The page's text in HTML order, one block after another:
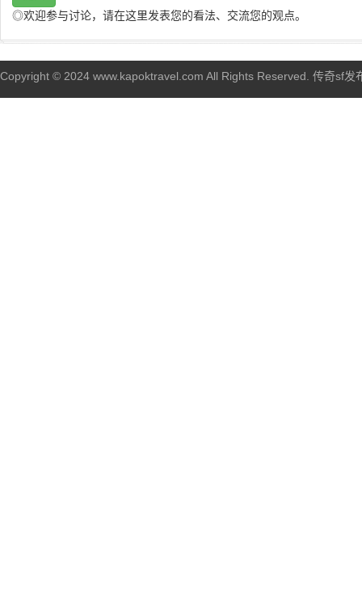
◎欢迎参与讨论，请在这里发表您的看法、交流您的观点。
Copyright © 2024 www.kapoktravel.com All Rights Reserved. 传奇sf发